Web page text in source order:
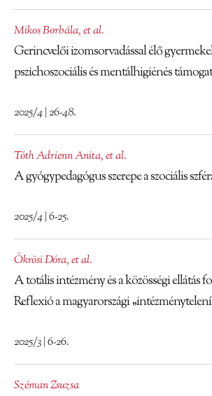
Mikos Borbála,et al.
Gerincvelői izomsorvadással élő
pszichoszociális és mentálhigiénés
2025/4 | 26-48.
Tóth Adrienn Anita,et al.
A gyógypedagógus szerepe a szociális
2025/4 | 6-25.
Ökrösi Dóra,et al.
A totális intézmény és a közösségi ellátás
Reflexió a magyarországi
2025/3 | 6-26.
Széman Zsuzsa